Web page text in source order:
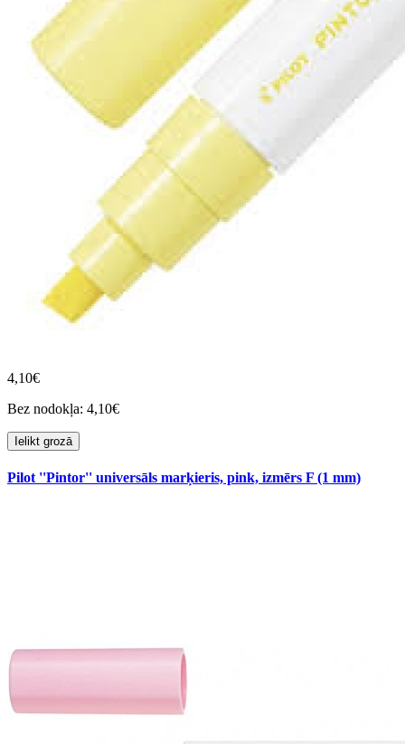
4,10€
Bez nodokļa: 4,10€
Ielikt grozā
Pilot ''Pintor'' universāls marķieris, pink, izmērs F (1 mm)